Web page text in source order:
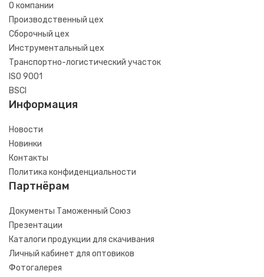
О компании
Производственный цех
Сборочный цех
Инструментальный цех
Транспортно-логистический участок
ISO 9001
BSCI
Информация
Новости
Новинки
Контакты
Политика конфиденциальности
Партнёрам
Документы Таможенный Союз
Презентации
Каталоги продукции для скачивания
Личный кабинет для оптовиков
Фотогалерея